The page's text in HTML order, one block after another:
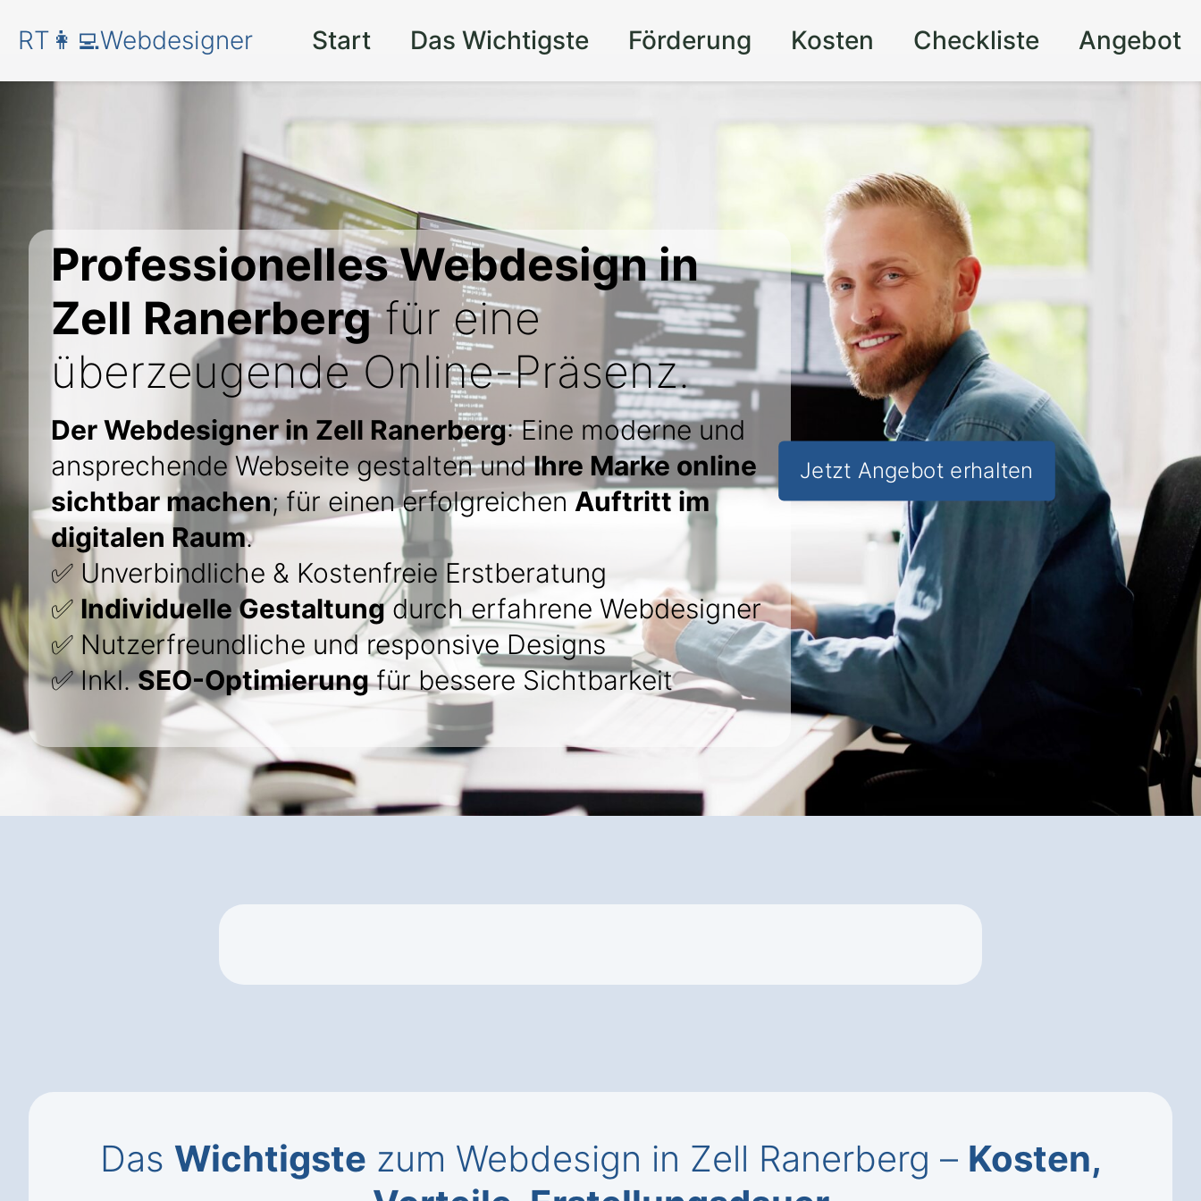
RT👩‍💻Webdesigner Start Das Wichtigste Förderung Kosten Checkliste Angebot
Professionelles Webdesign in
Zell Ranerbergfür eine
überzeugende Online-Präsenz.
Der Webdesigner in Zell Ranerberg: Eine moderne und
ansprechende Webseite gestalten undIhre Marke online
sichtbar machen; für einen erfolgreichenAuftritt im
digitalen Raum.
✅ Unverbindliche & Kostenfreie Erstberatung
✅ Individuelle Gestaltungdurch erfahrene Webdesigner
✅ Nutzerfreundliche und responsive Designs
✅ Inkl.SEO-Optimierungfür bessere Sichtbarkeit
Jetzt Angebot erhalten
Das Wichtigste zum Webdesign in Zell Ranerberg – Kosten,